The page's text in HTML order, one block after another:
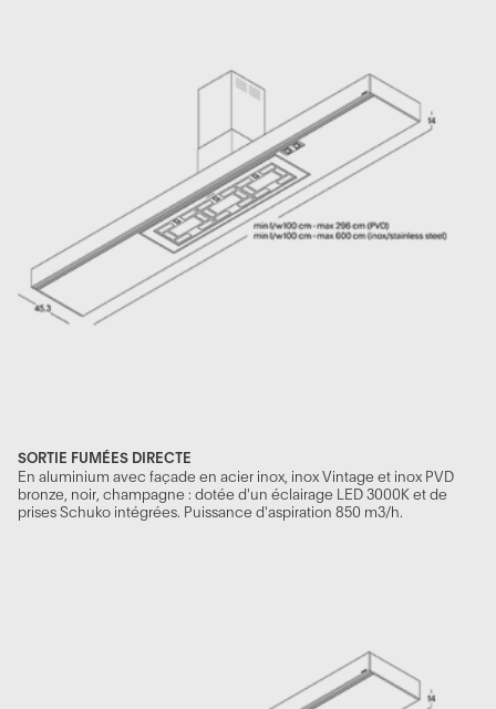
SORTIE FUMÉES DIRECTE
En aluminium avec façade en acier inox, inox Vintage et inox PVD
bronze, noir, champagne : dotée d'un éclairage LED 3000K et de
prises Schuko intégrées. Puissance d'aspiration 850 m3/h.